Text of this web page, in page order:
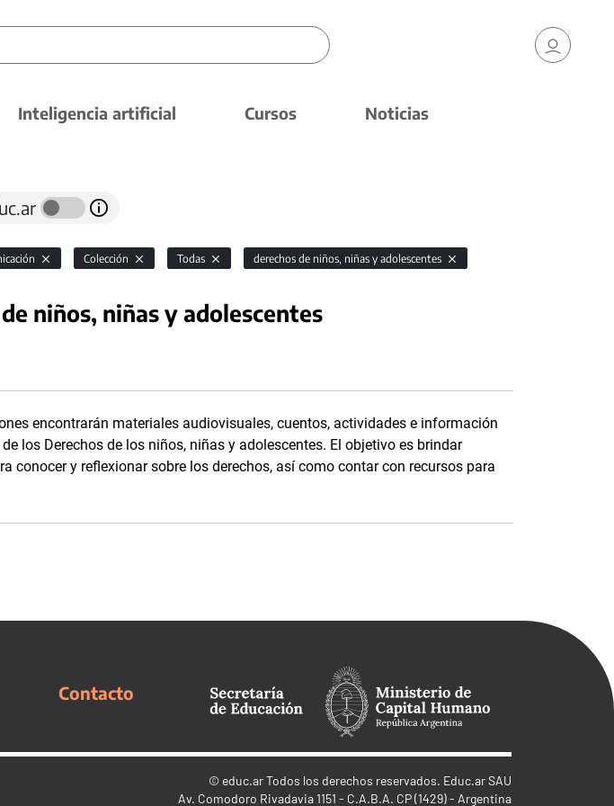
Inteligencia artificial Cursos Noticias
Colección Todas derechos de niños, niñas y adolescentes
niños, niñas y adolescentes
encontrarán materiales audiovisuales, cuentos, actividades e información
los Derechos de los niños, niñas y adolescentes. El objetivo es brindar
conocer y reflexionar sobre los derechos, así como contar con recursos para
Contacto
© educ.arTodos los derechos reservados. Educ.ar SAU
Av. Comodoro Rivadavia 1151 - C.A.B.A. CP (1429) - Argentina